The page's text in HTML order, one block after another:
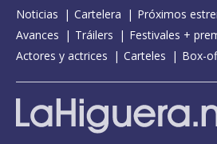
Noticias Cartelera Próximos
Avances
Tráilers
Festivales +
Actores y actrices
Carteles Box-